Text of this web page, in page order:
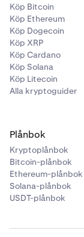
Köp Bitcoin
Köp Ethereum
Köp Dogecoin
Köp XRP
Köp Cardano
Köp Solana
Köp Litecoin
Alla kryptoguider
Plånbok
Kryptoplånbok
Bitcoin-plånbok
Ethereum-plånbok
Solana-plånbok
USDT-plånbok